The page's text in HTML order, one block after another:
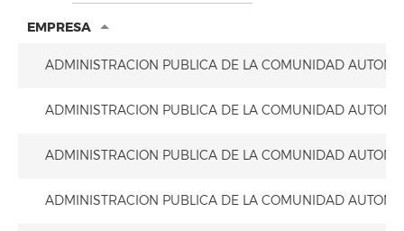
EMPRESA
ADMINISTRACION PUBLICA DE LA COMUNIDAD
ADMINISTRACION PUBLICA DE LA COMUNIDAD
ADMINISTRACION PUBLICA DE LA COMUNIDAD
ADMINISTRACION PUBLICA DE LA COMUNIDAD